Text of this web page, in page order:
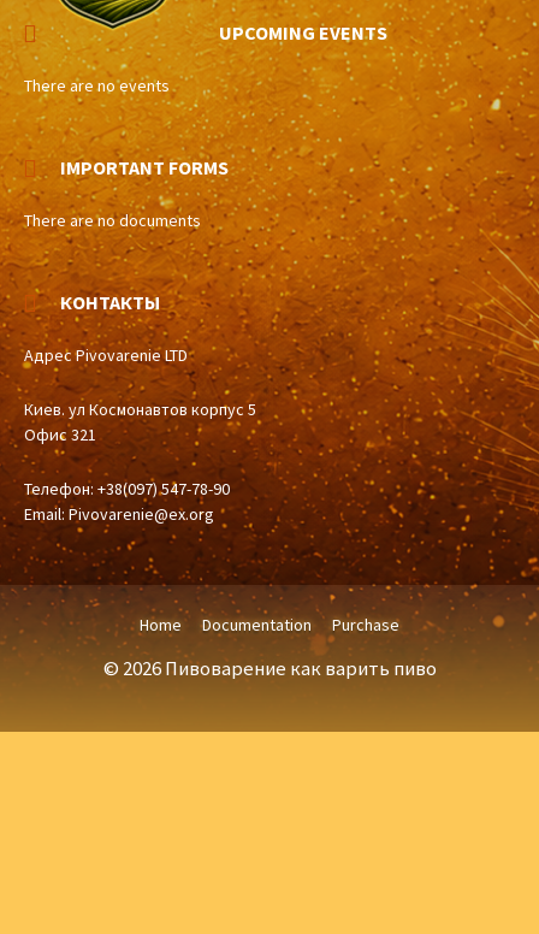
UPCOMING EVENTS
There are no events
IMPORTANT FORMS
There are no documents
КОНТАКТЫ
Адрес Pivovarenie LTD
Киев. ул Космонавтов корпус 5
Офис 321
Телефон: +38(097) 547-78-90
Email: Pivovarenie@ex.org
Home Documentation Purchase
© 2026 Пивоварение как варить пиво